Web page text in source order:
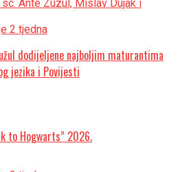
2 tjedna
dodijeljene najboljim maturantima
jezika i Povijesti
to Hogwarts” 2026.